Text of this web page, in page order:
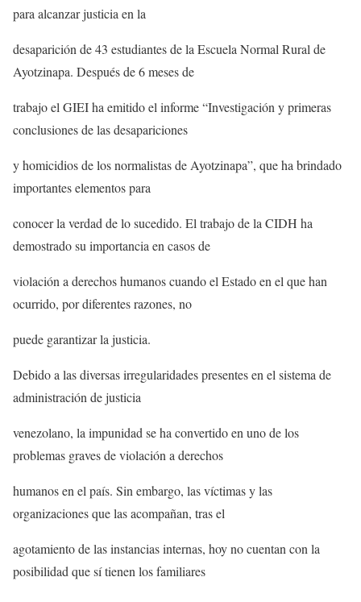
para alcanzar justicia en la
desaparición de 43 estudiantes de la Escuela Normal Rural de
Ayotzinapa. Después de 6 meses de
trabajo el GIEI ha emitido el informe “Investigación y primeras
conclusiones de las desapariciones
y homicidios de los normalistas de Ayotzinapa”, que ha brindado
importantes elementos para
conocer la verdad de lo sucedido. El trabajo de la CIDH ha
demostrado su importancia en casos de
violación a derechos humanos cuando el Estado en el que han
ocurrido, por diferentes razones, no
puede garantizar la justicia.
Debido a las diversas irregularidades presentes en el sistema de
administración de justicia
venezolano, la impunidad se ha convertido en uno de los
problemas graves de violación a derechos
humanos en el país. Sin embargo, las víctimas y las
organizaciones que las acompañan, tras el
agotamiento de las instancias internas, hoy no cuentan con la
posibilidad que sí tienen los familiares